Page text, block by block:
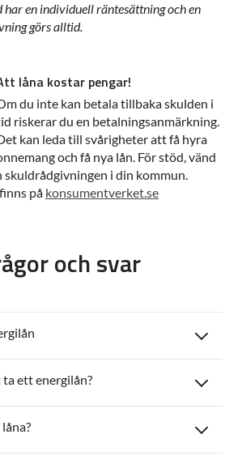
har en individuell räntesättning och en
görs alltid.
låna kostar pengar!
du inte kan betala tillbaka skulden i
riskerar du en betalningsanmärkning.
kan leda till svårigheter att få hyra
och få nya lån. För stöd, vänd
i din kommun.
på konsumentverket.se
och svar
ett energilån?